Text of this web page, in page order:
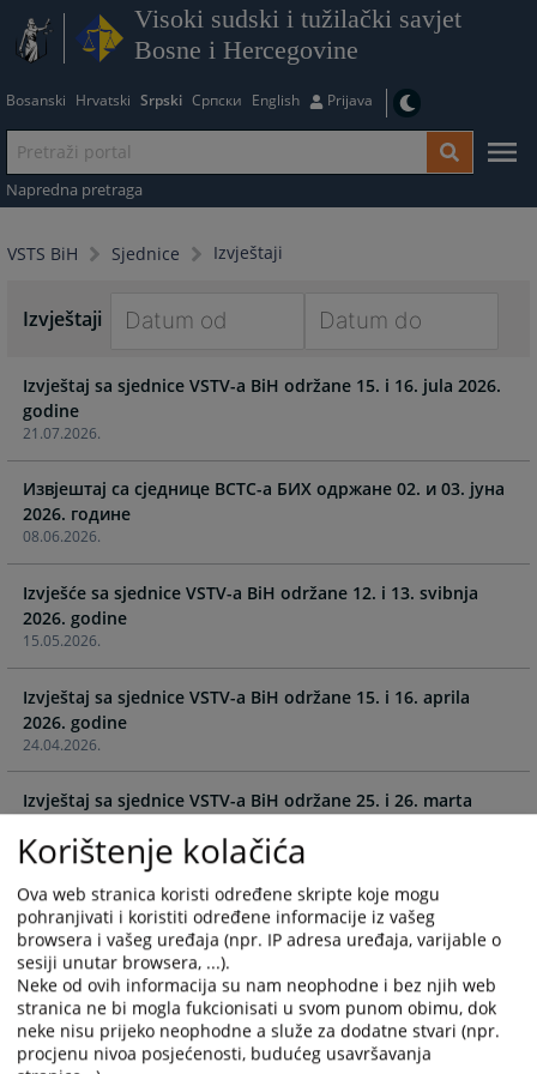
Visoki sudski i tužilački savjet
Bosne i Hercegovine
Bosanski Hrvatski Srpski Српски English Prijava
Napredna pretraga
VSTS BiH Sjednice Izvještaji
Izvještaji
forward
with
the
calendar
select
a
date.
the
question
mark
get
keyboard
shortcuts
for
changing
dates.
forward
with
the
select
a
the
question
get
shortcuts
for
changing
21.07.2026.
Izvještaj sa sjednice VSTV-a BiH održane 15. i 16. jula 2026.
godine
08.06.2026.
Извјештај са сједнице ВСТС-a БИХ одржане 02. и 03. јунa
15.05.2026.
Izvješće sa sjednice VSTV-a BiH održane 12. i 13. svibnja
2026. godine
24.04.2026.
Izvještaj sa sjednice VSTV-a BiH održane 15. i 16. aprila
2026. godine
08.04.2026.
Izvještaj sa sjednice VSTV-a BiH održane 25. i 26. marta
12.03.2026.
Izvješće sa sjednice VSTV-a BiH održane 4. i 5. ožujka 2026.
Izvještaj sa sjednice VSTV-a BiH održane 11. i 12. februara
2026. godine
Korištenje kolačića
Ova web stranica koristi određene skripte koje mogu
pohranjivati i koristiti određene informacije iz vašeg
browsera i vašeg uređaja (npr. IP adresa uređaja, varijable o
sesiji unutar browsera, ...).
Neke od ovih informacija su nam neophodne i bez njih web
stranica ne bi mogla fukcionisati u svom punom obimu, dok
neke nisu prijeko neophodne a služe za dodatne stvari (npr.
procjenu nivoa posjećenosti, budućeg usavršavanja